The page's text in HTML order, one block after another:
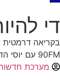
די
בקריאה דרמטית
90FM עם יוסי הדר, טען יו"ר הקונגרס חננאל שם-טוב: "חברי מועצה הם שקופים, חסרי סמכויות, ולא מקבלים שום תמורה על עבודתם. הגיע הזמן למהפכה."
מערכת חדשות